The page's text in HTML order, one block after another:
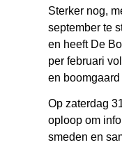
Sterker nog,
september te
en heeft De
per februari
en
Op zaterdag
oploop om
smeden en